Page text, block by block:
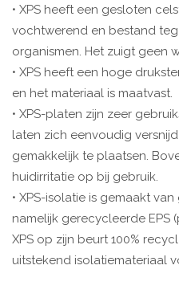
• XPS heeft een gesloten
vochtwerend en bestand
organismen. Het zuigt geen
• XPS heeft een hoge
en het materiaal is maatvast.
• XPS-platen zijn zeer
laten zich eenvoudig
gemakkelijk te plaatsen.
huidirritatie op bij gebruik.
• XPS-isolatie is gemaakt
namelijk gerecycleerde EPS
XPS op zijn beurt 100%
uitstekend isolatiemateriaal